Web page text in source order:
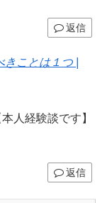
返信
ことは１つ |
人経験談です】
返信